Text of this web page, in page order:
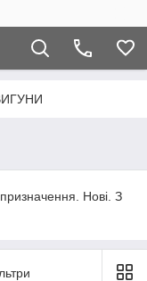
Нові. З